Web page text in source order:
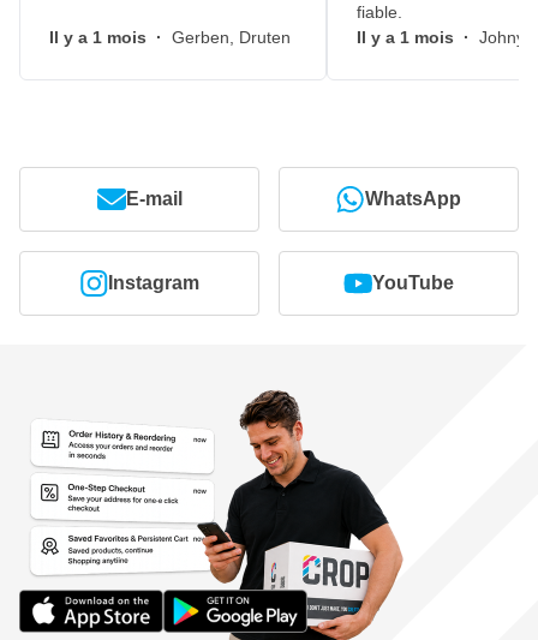
Il y a 1 mois · Gerben, Druten
fiable.
Il y a 1 mois · Johny,
E-mail WhatsApp
Instagram YouTube